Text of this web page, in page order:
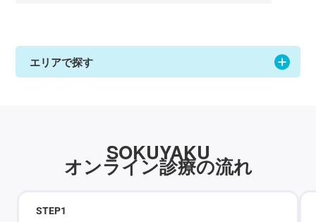
エリアで探す
SOKUYAKU
オンライン診療の流れ
STEP1